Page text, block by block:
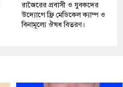
রাজৈরের‌ প্রবাসী ও যুবকদের
উদ্যোগে ফ্রি মেডিকেল ক্যাম্প ও
বিনামূল্যে ঔষধ বিতরণ।